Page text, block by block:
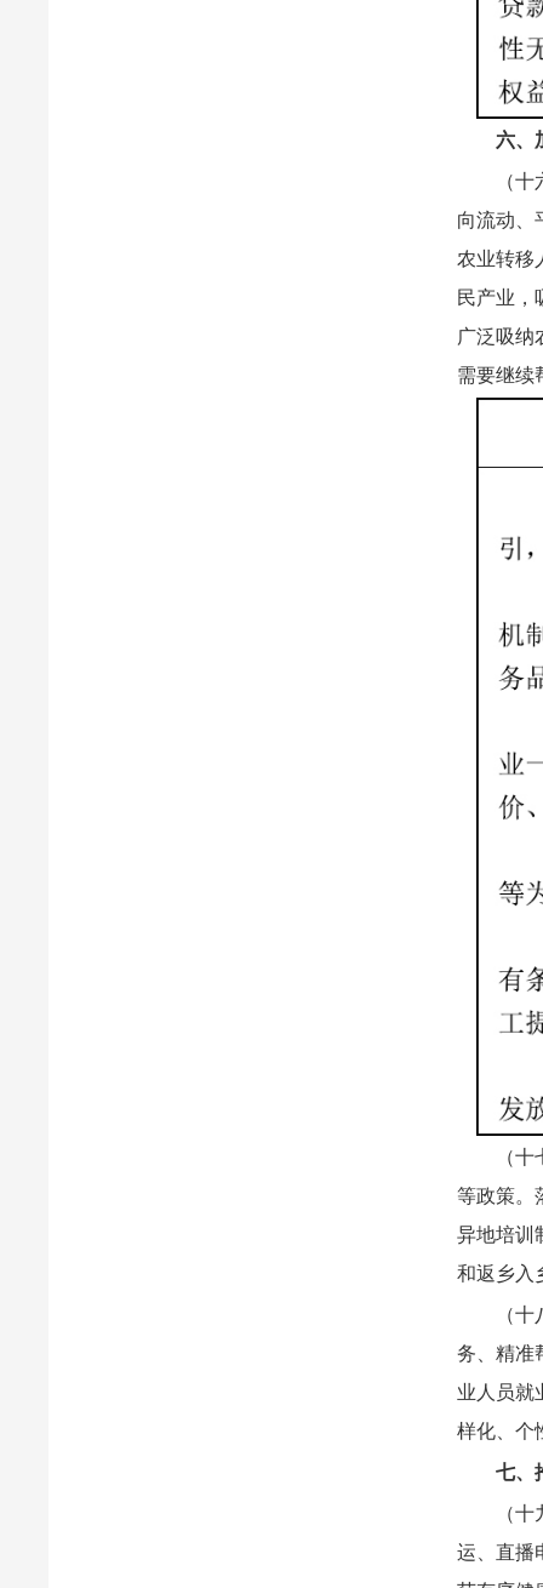
六、
（
向流动、
农业转移
民产业，
广泛吸纳
需要继续
（
等政策。
异地培训
和返乡入
（
务、精准
业人员就
样化、个
七、
（
运、直播